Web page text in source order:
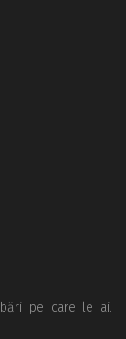
pe care le ai.